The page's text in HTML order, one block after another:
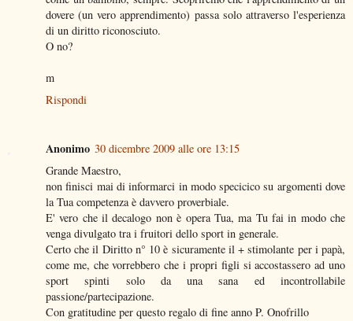
dovere (un vero apprendimento) passa solo attraverso l'esperienza
di un diritto riconosciuto.
O no?
m
Rispondi
Anonimo 30 dicembre 2009 alle ore 13:15
Grande Maestro,
non finisci mai di informarci in modo specicico su argomenti dove
la Tua competenza è davvero proverbiale.
E' vero che il decalogo non è opera Tua, ma Tu fai in modo che
venga divulgato tra i fruitori dello sport in generale.
Certo che il Diritto n° 10 è sicuramente il + stimolante per i papà,
come me, che vorrebbero che i propri figli si accostassero ad uno
sport spinti solo da una sana ed incontrollabile
passione/partecipazione.
Con gratitudine per questo regalo di fine anno P. Onofrillo